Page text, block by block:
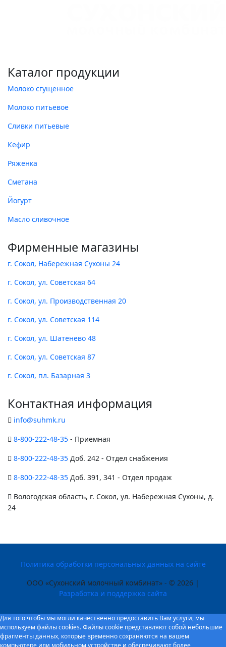
Каталог продукции
Молоко сгущенное
Молоко питьевое
Сливки питьевые
Кефир
Ряженка
Сметана
Йогурт
Масло сливочное
Фирменные магазины
г. Сокол, Набережная Сухоны 24
г. Сокол, ул. Советская 64
г. Сокол, ул. Производственная 20
г. Сокол, ул. Советская 114
г. Сокол, ул. Шатенево 48
г. Сокол, ул. Советская 87
г. Сокол, пл. Базарная 3
Контактная информация
info@suhmk.ru
8-800-222-48-35 - Приемная
8-800-222-48-35 Доб. 242 - Отдел снабжения
8-800-222-48-35 Доб. 391, 341 - Отдел продаж
Вологодская область, г. Сокол, ул. Набережная Сухоны, д.
24
Политика обработки персональных данных на сайте
ООО «Сухонский молочный комбинат» - © 2026 |
Разработка и поддержка сайта
Для того чтобы мы могли качественно предоставить Вам услуги, мы
используем файлы cookies. Файлы cookie представляют собой небольшие
фрагменты данных, которые временно сохраняются на вашем
компьютере или мобильном устройстве и обеспечивают более